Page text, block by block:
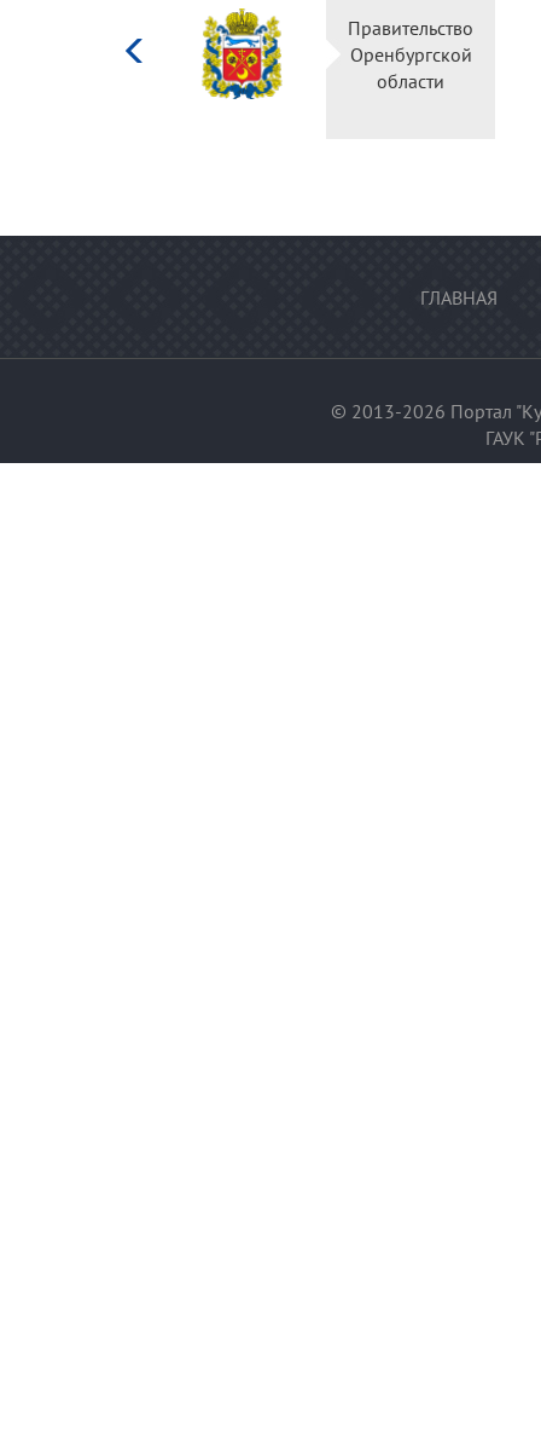
Министерство
культуры
Российской
федерации
ГЛАВНАЯ
© 2013-2026 Портал
ГАУК